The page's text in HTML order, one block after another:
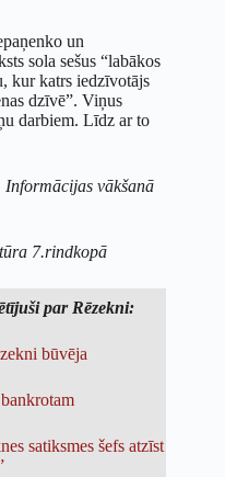
un
sola sešus “labākos
kur katrs iedzīvotājs
dzīvē”. Viņus
darbiem. Līdz ar to
Informācijas vākšanā
7.rindkopā
par Rēzekni:
būvēja
satiksmes šefs atzīst